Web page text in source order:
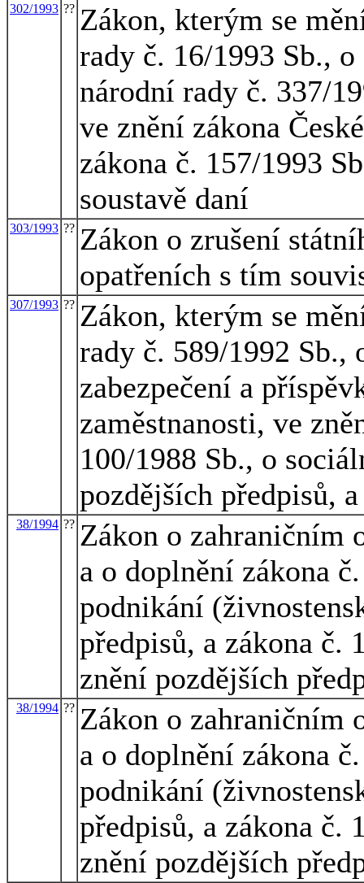
302/1993 ?? Zákon, kterým se
rady č. 16/1993 Sb.,
národní rady č. 337/
ve znění zákona
zákona č. 157/1993
soustavě daní
303/1993 ?? Zákon o zrušení
opatřeních s tím
307/1993 ?? Zákon, kterým se
rady č. 589/1992 Sb.,
zabezpečení a
zaměstnanosti, ve
100/1988 Sb., o
pozdějších předpisů,
38/1994 ?? Zákon o zahraničním
a o doplnění zákona
podnikání
předpisů, a zákona č.
znění pozdějších
38/1994 ?? Zákon o zahraničním
a o doplnění zákona
podnikání
předpisů, a zákona č.
znění pozdějších